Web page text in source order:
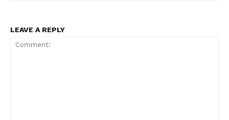
LEAVE A REPLY